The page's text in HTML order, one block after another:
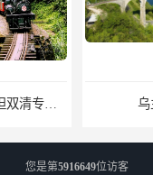
乌兰巴托物流
您是第5916649位访客